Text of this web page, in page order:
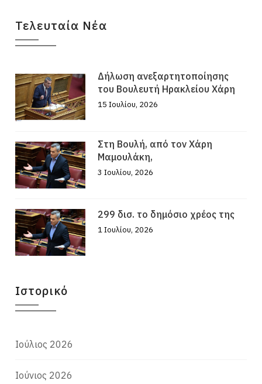
Τελευταία Νέα
Δήλωση ανεξαρτητοποίησης
του Βουλευτή Ηρακλείου Χάρη
15 Ιουλίου, 2026
Στη Βουλή, από τον Χάρη
Μαμουλάκη,
3 Ιουλίου, 2026
299 δισ. το δημόσιο χρέος της
1 Ιουλίου, 2026
Ιστορικό
Ιούλιος 2026
Ιούνιος 2026